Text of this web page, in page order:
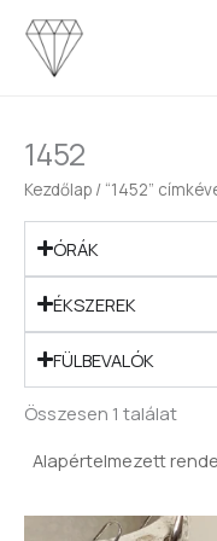
Skip
content
1452
Kezdőlap / “1452”
ÓRÁK
ÉKSZEREK
FÜLBEVALÓK
Összesen 1 találat